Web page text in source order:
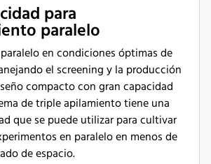
para
paralelo
en condiciones óptimas de
el screening y la producción
compacto con gran capacidad
de triple apilamiento tiene una
que se puede utilizar para cultivar
en paralelo en menos de
de espacio.